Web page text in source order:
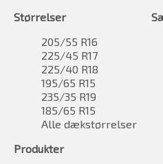
Størrelser
205/55 R16
225/45 R17
225/40 R18
195/65 R15
235/35 R19
185/65 R15
Alle dækstørrelser
Produkter